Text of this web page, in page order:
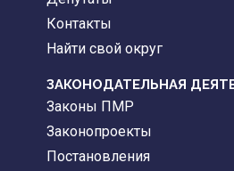
Контакты
Найти свой округ
ЗАКОНОДАТЕЛЬНАЯ
Законы ПМР
Законопроекты
Постановления